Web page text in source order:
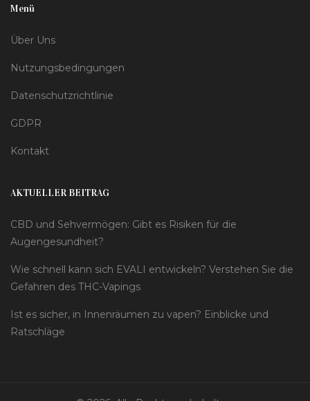
Menü
Über Uns
Nutzungsbedingungen
Datenschutzrichtlinie
GDPR
Kontakt
AKTUELLER BEITRAG
CBD und Sehvermögen: Gibt es Risiken für die
Augengesundheit?
Wie schnell kann sich EVALI entwickeln? Verstehen Sie die
Gefahren des THC-Vapings
Ist es sicher, in Innenräumen zu vapen? Einblicke und
Ratschläge